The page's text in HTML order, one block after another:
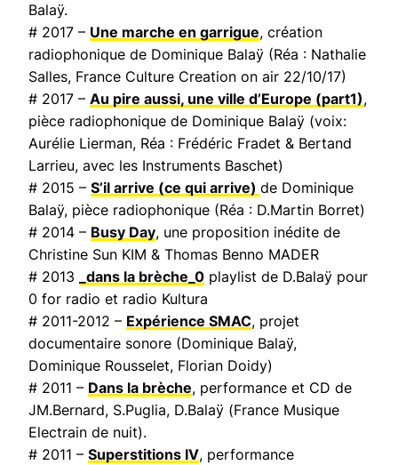
Balaÿ.
# 2017 – Une marche en garrigue, création
radiophonique de Dominique Balaÿ (Réa : Nathalie
Salles, France Culture Creation on air 22/10/17)
# 2017 – Au pire aussi, une ville d’Europe (part1),
pièce radiophonique de Dominique Balaÿ (voix:
Aurélie Lierman, Réa : Frédéric Fradet & Bertand
Larrieu, avec les Instruments Baschet)
# 2015 – S’il arrive (ce qui arrive) de Dominique
Balaÿ, pièce radiophonique (Réa : D.Martin Borret)
# 2014 – Busy Day, une proposition inédite de
Christine Sun KIM & Thomas Benno MADER
# 2013
_dans la brèche_0 playlist de D.Balaÿ pour
0 for radio et radio Kultura
# 2011-2012 – Expérience SMAC, projet
documentaire sonore (Dominique Balaÿ,
Dominique Rousselet, Florian Doidy)
# 2011 – Dans la brèche, performance et CD de
JM.Bernard, S.Puglia, D.Balaÿ (France Musique
Electrain de nuit).
# 2011 – Superstitions IV, performance